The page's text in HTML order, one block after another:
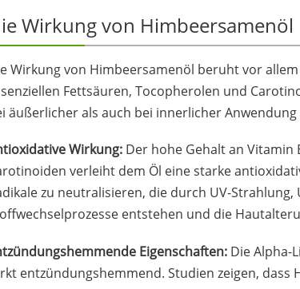
Wirkung von Himbeersamenöl
Wirkung von Himbeersamenöl beruht vor
Fettsäuren, Tocopherolen und
äußerlicher als auch bei innerlicher
Wirkung: Der hohe Gehalt an Vitamin
verleiht dem Öl eine starke
zu neutralisieren, die durch UV-
entstehen und die
Eigenschaften: Die Alpha-
entzündungshemmend. Studien zeigen,